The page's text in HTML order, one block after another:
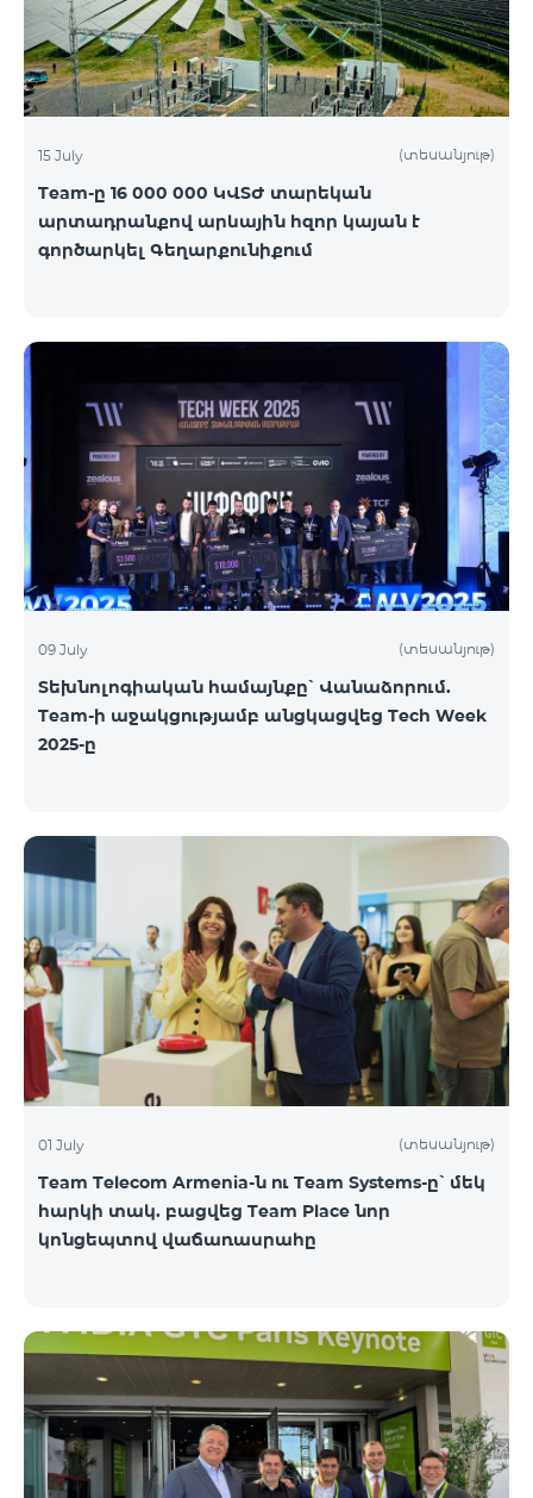
15 July (տեսանյութ)
Team-ը 16 000 000 ԿՎՏԺ տարեկան
արտադրանքով արևային հզոր կայան է
գործարկել Գեղարքունիքում
09 July (տեսանյութ)
Տեխնոլոգիական համայնքը՝ Վանաձորում.
Team-ի աջակցությամբ անցկացվեց Tech Week
2025-ը
01 July (տեսանյութ)
Team Telecom Armenia-ն ու Team Systems-ը՝ մեկ
հարկի տակ. բացվեց Team Place նոր
կոնցեպտով վաճառասրահը